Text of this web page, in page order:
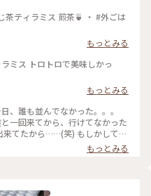
ーポンチ #ひんやりスイーツ #
トロ #レトロ喫茶 #昭和レトロ #
四条河原町 #京都 #ことりっぷ京都 #ことりっぷ三都巡りの旅
茶ティラミス 煎茶🍵 ・ #外ごは
もっとみる
ミス トロトロで美味しかっ
もっとみる
誰も並んでなかった。。。
一回来てから、行けてなかった
来てたから……(笑) もしかして、
てたのです
ましたΣ( ; ﾟДﾟ)運が良かっ
と、あんな粉っぽくないと思
もっとみる